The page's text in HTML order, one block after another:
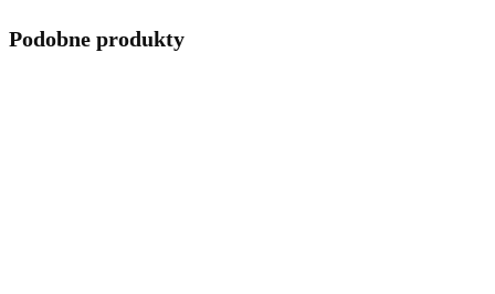
Podobne produkty